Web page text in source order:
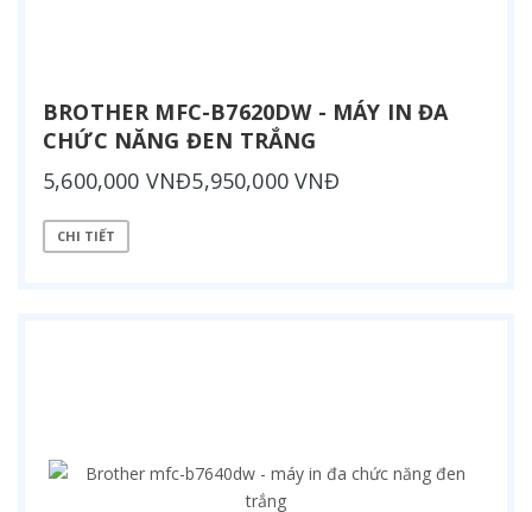
BROTHER MFC-B7620DW - MÁY IN ĐA
CHỨC NĂNG ĐEN TRẮNG
5,600,000 VNĐ5,950,000 VNĐ
CHI TIẾT